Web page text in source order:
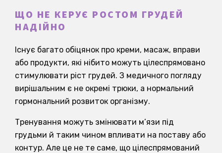
ЩО НЕ КЕРУЄ РОСТОМ ГРУДЕЙ
НАДІЙНО
Існує багато обіцянок про креми, масаж, вправи
або продукти, які нібито можуть цілеспрямовано
стимулювати ріст грудей. З медичного погляду
вирішальним є не окремі трюки, а нормальний
гормональний розвиток організму.
Тренування можуть змінювати м’язи під
грудьми й таким чином впливати на поставу або
контур. Але це не те саме, що цілеспрямований